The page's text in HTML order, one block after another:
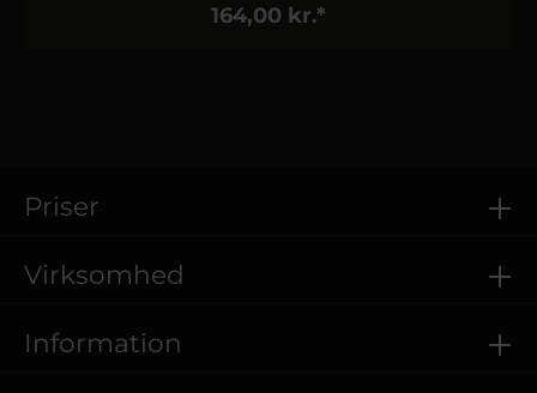
164,00 kr.*
Priser
Virksomhed
Information